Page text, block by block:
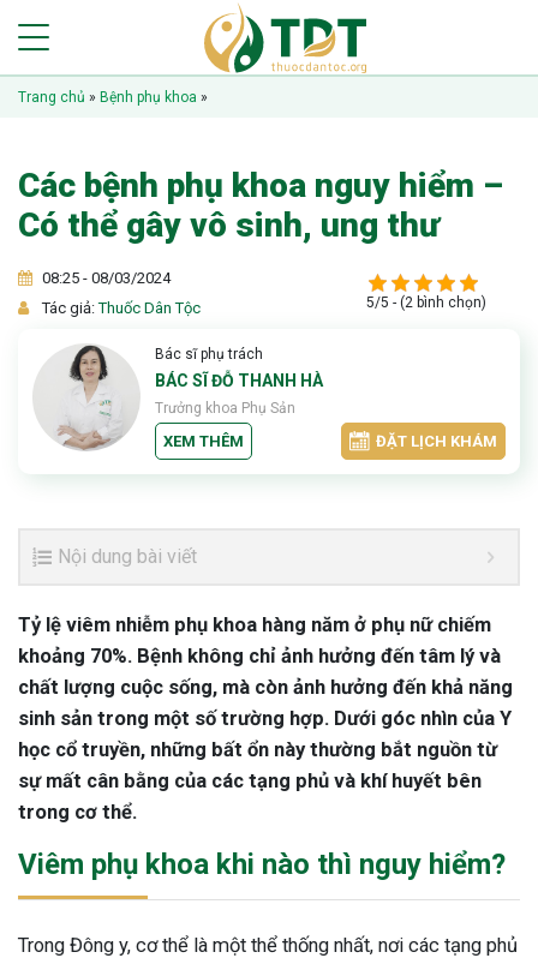
Trang chủ » Bệnh phụ khoa »
Các bệnh phụ khoa nguy hiểm –
Có thể gây vô sinh, ung thư
08:25 - 08/03/2024
Tác giả:Thuốc Dân Tộc 5/5 - (2 bình chọn)
Bác sĩ phụ trách
BÁC SĨ ĐỖ THANH HÀ
Trưởng khoa Phụ Sản
XEM THÊM ĐẶT LỊCH KHÁM
Nội dung bài viết
Tỷ lệ viêm nhiễm phụ khoa hàng năm ở phụ nữ chiếm
khoảng 70%. Bệnh không chỉ ảnh hưởng đến tâm lý và
chất lượng cuộc sống, mà còn ảnh hưởng đến khả năng
sinh sản trong một số trường hợp. Dưới góc nhìn của Y
học cổ truyền, những bất ổn này thường bắt nguồn từ
sự mất cân bằng của các tạng phủ và khí huyết bên
trong cơ thể.
Viêm phụ khoa khi nào thì nguy hiểm?
Trong Đông y, cơ thể là một thể thống nhất, nơi các tạng phủ